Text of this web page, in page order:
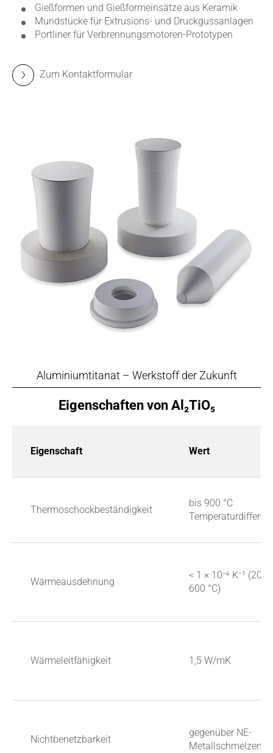
Gießformen und Gießformeinsätze aus Keramik
Mundstücke für Extrusions- und Druckgussanlagen
Portliner für Verbrennungsmotoren-Prototypen
Zum Kontaktformular
Aluminiumtitanat – Werkstoff der Zukunft
Eigenschaften von Al₂TiO₅
Eigenschaft Wert
Thermoschockbeständigkeit
bis 900 °C
Wärmeausdehnung
< 1 × 10⁻⁶ K⁻¹ (20–
600 °C)
Wärmeleitfähigkeit 1,5 W/mK
Nichtbenetzbarkeit
gegenüber NE-
Metallschmelzen